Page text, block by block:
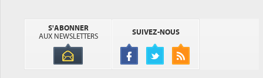
S'ABONNER
AUX NEWSLETTERS
SUIVEZ-NOUS